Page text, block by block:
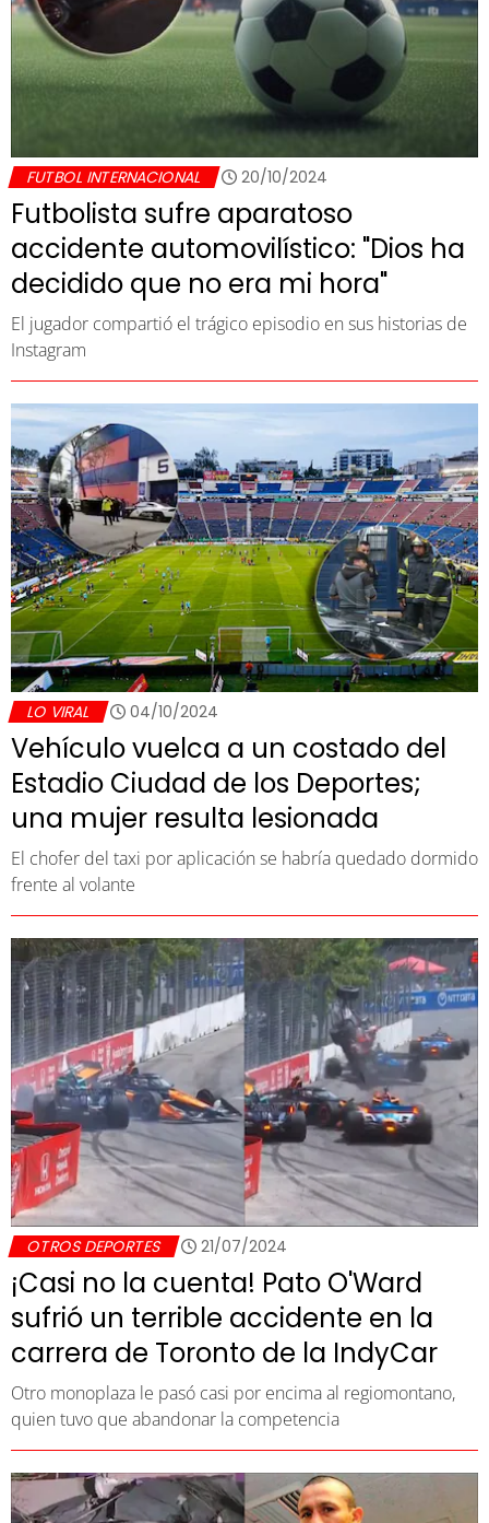
FUTBOL INTERNACIONAL 20/10/2024
Futbolista sufre aparatoso
accidente automovilístico: "Dios ha
decidido que no era mi hora"
El jugador compartió el trágico episodio en sus historias de
Instagram
LO VIRAL 04/10/2024
Vehículo vuelca a un costado del
Estadio Ciudad de los Deportes;
una mujer resulta lesionada
El chofer del taxi por aplicación se habría quedado dormido
frente al volante
OTROS DEPORTES 21/07/2024
¡Casi no la cuenta! Pato O'Ward
sufrió un terrible accidente en la
carrera de Toronto de la IndyCar
Otro monoplaza le pasó casi por encima al regiomontano,
quien tuvo que abandonar la competencia